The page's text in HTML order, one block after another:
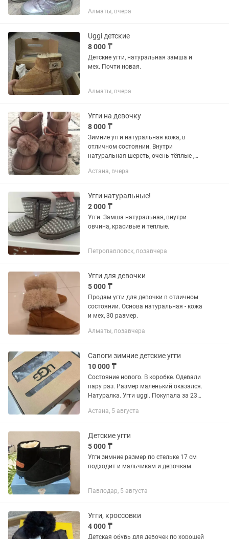
Алматы, вчера
Uggi детские
8 000 ₸
Детские угги, натуральная замша и
мех. Почти новая.
Алматы, вчера
Угги на девочку
8 000 ₸
Зимние угги натуральная кожа, в
отличном состоянии. Внутри
натуральная шерсть, очень тёплые ,
Производство Россия, фирма «пчёлка
Астана, вчера
Угги натуральные!
2 000 ₸
Угги. Замша натуральная, внутри
овчина, красивые и теплые.
Петропавловск, позавчера
Угги для девочки
5 000 ₸
Продам угги для девочки в отличном
состоянии. Основа натуральная - кожа
и мех, 30 размер.
Алматы, позавчера
Сапоги зимние детские угги
10 000 ₸
Состояние нового. В коробке. Одевали
пару раз. Размер маленький оказался.
Натуралка. Угги uggi. Покупала за 23
Астана, 5 августа
Детские угги
5 000 ₸
Угги зимние размер по стельке 17 см
подходит и мальчикам и девочкам
Павлодар, 5 августа
Угги, кроссовки
4 000 ₸
Детская обувь для девочек по хорошей